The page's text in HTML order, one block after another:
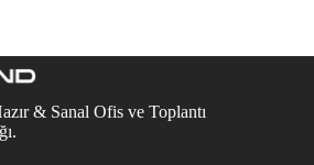
& Sanal Ofis ve Toplantı